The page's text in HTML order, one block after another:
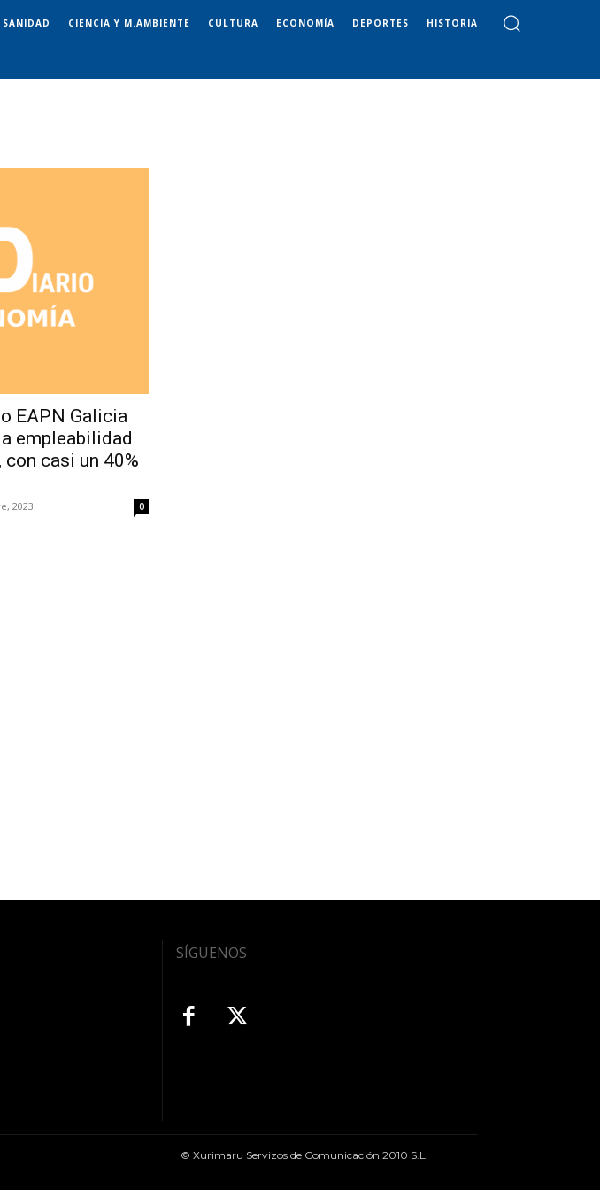
CIENCIA Y M.AMBIENTE CULTURA ECONOMÍA DEPORTES HISTORIA
EAPN Galicia
empleabilidad
casi un 40%
2023 0
SÍGUENOS
© Xurimaru Servizos de Comunicación 2010 S.L.